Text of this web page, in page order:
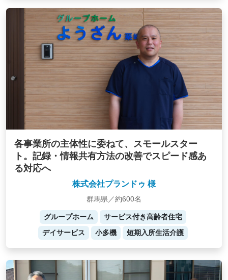
各事業所の主体性に委ねて、スモールスター
ト。記録・情報共有方法の改善でスピード感あ
る対応へ
株式会社プランドゥ 様
群馬県／約600名
グループホーム
サービス付き高齢者住宅
デイサービス
小多機 短期入所生活介護